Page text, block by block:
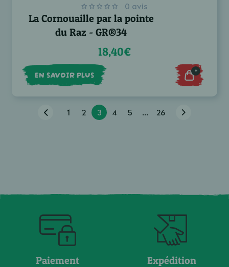
0 avis
La Cornouaille par la pointe
du Raz - GR®34
18,40€
EN SAVOIR PLUS +
1 2 3 4 5 ... 26
Paiement
Expédition